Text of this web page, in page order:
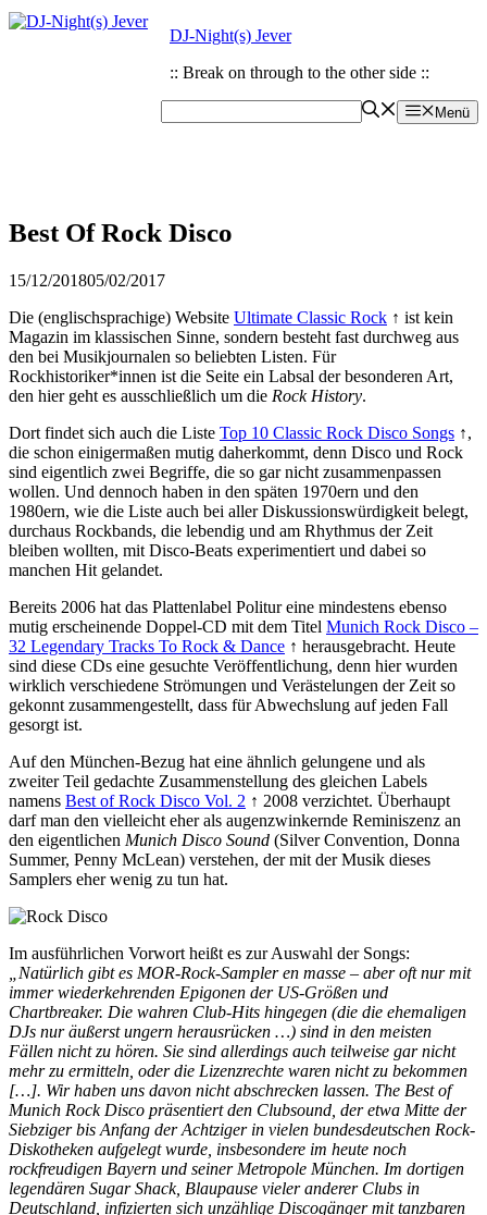
Zum
Zum
DJ-Night(s) Jever
:: Break on through to the other side ::
Menü
Best Of Rock Disco
15/12/201805/02/2017
Die (englischsprachige) Website Ultimate Classic Rock ↑ ist kein
Magazin im klassischen Sinne, sondern besteht fast durchweg aus
den bei Musikjournalen so beliebten Listen. Für
Rockhistoriker*innen ist die Seite ein Labsal der besonderen Art,
den hier geht es ausschließlich um die Rock History.
Dort findet sich auch die Liste Top 10 Classic Rock Disco Songs ↑,
die schon einigermaßen mutig daherkommt, denn Disco und Rock
sind eigentlich zwei Begriffe, die so gar nicht zusammenpassen
wollen. Und dennoch haben in den späten 1970ern und den
1980ern, wie die Liste auch bei aller Diskussionswürdigkeit belegt,
durchaus Rockbands, die lebendig und am Rhythmus der Zeit
bleiben wollten, mit Disco-Beats experimentiert und dabei so
manchen Hit gelandet.
Bereits 2006 hat das Plattenlabel Politur eine mindestens ebenso
mutig erscheinende Doppel-CD mit dem Titel Munich Rock Disco –
32 Legendary Tracks To Rock & Dance ↑ herausgebracht. Heute
sind diese CDs eine gesuchte Veröffentlichung, denn hier wurden
wirklich verschiedene Strömungen und Verästelungen der Zeit so
gekonnt zusammengestellt, dass für Abwechslung auf jeden Fall
gesorgt ist.
Auf den München-Bezug hat eine ähnlich gelungene und als
zweiter Teil gedachte Zusammenstellung des gleichen Labels
namens Best of Rock Disco Vol. 2 ↑ 2008 verzichtet. Überhaupt
darf man den vielleicht eher als augenzwinkernde Reminiszenz an
den eigentlichen Munich Disco Sound (Silver Convention, Donna
Summer, Penny McLean) verstehen, der mit der Musik dieses
Samplers eher wenig zu tun hat.
Im ausführlichen Vorwort heißt es zur Auswahl der Songs:
„Natürlich gibt es MOR-Rock-Sampler en masse – aber oft nur mit
immer wiederkehrenden Epigonen der US-Größen und
Chartbreaker. Die wahren Club-Hits hingegen (die die ehemaligen
DJs nur äußerst ungern herausrücken …) sind in den meisten
Fällen nicht zu hören. Sie sind allerdings auch teilweise gar nicht
mehr zu ermitteln, oder die Lizenzrechte waren nicht zu bekommen
[…]. Wir haben uns davon nicht abschrecken lassen. The Best of
Munich Rock Disco präsentiert den Clubsound, der etwa Mitte der
Siebziger bis Anfang der Achtziger in vielen bundesdeutschen Rock-
Diskotheken aufgelegt wurde, insbesondere im heute noch
rockfreudigen Bayern und seiner Metropole München. Im dortigen
legendären Sugar Shack, Blaupause vieler anderer Clubs in
Deutschland, infizierten sich unzählige Discogänger mit tanzbaren